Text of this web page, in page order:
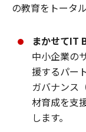
の教育をトータ
まかせてIT
中小企業の
援するパー
ガバナンス
材育成を支
します。